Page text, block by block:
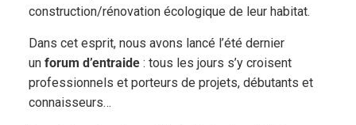
construction/rénovation écologique de leur habitat.
Dans cet esprit, nous avons lancé l’été dernier
un forum d’entraide : tous les jours s’y croisent
professionnels et porteurs de projets, débutants et
connaisseurs…